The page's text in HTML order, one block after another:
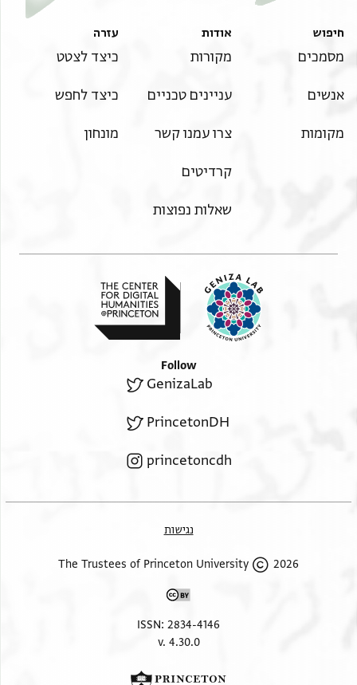
חיפוש
מסמכים
אנשים
מקומות
אודות
מקורות
עניינים טכניים
צרו עמנו קשר
קרדיטים
שאלות נפוצות
עזרה
כיצד לצטט
כיצד לחפש
מונחון
Follow
GenizaLab
PrincetonDH
princetoncdh
נגישות
2026 The Trustees of Princeton University
ISSN: 2834-4146
v. 4.30.0